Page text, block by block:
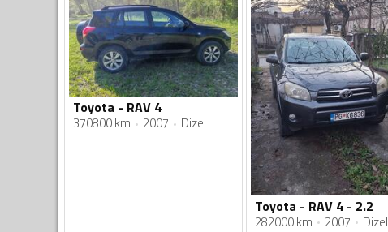
Toyota - RAV 4
370800 km 2007 Dizel
Toyota - RAV 4 - 2.2
282000 km 2007 Dizel